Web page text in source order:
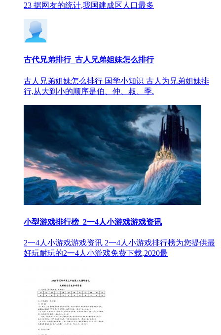
23 据网友的统计,我国建成区人口最多
古代兄弟排行_古人兄弟姐妹怎么排行
古人兄弟姐妹怎么排行 国学小知识 古人为兄弟姐妹排
行,从大到小的顺序是伯、仲、叔、季.
小型游戏排行榜_2一4人小游戏游戏资讯
2一4人小游戏游戏资讯 2一4人小游戏排行榜为您提供最
好玩耐玩的2一4人小游戏免费下载,2020最